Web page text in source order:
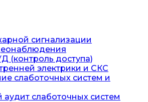
сигнализации
(контроль доступа)
электрики и СКС
слаботочных систем и
аудит слаботочных систем